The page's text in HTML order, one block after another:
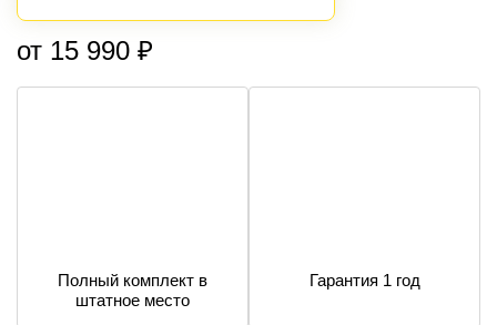
от 15 990 ₽
Полный комплект в
штатное место
Гарантия 1 год